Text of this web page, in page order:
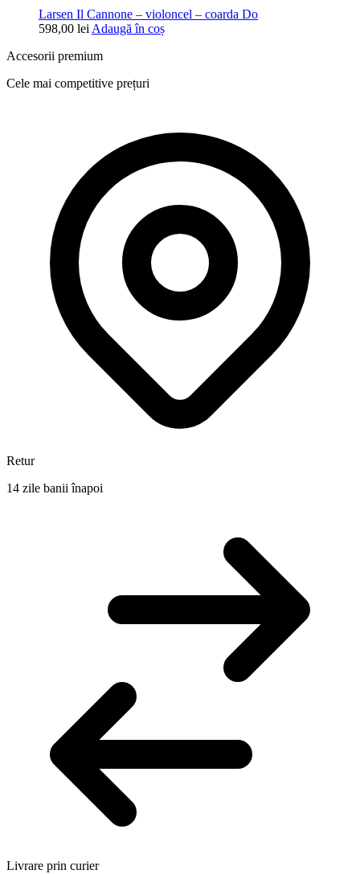
Larsen Il Cannone – violoncel – coarda Do
598,00 lei Adaugă în coș
Accesorii premium
Cele mai competitive prețuri
Retur
14 zile banii înapoi
Livrare prin curier